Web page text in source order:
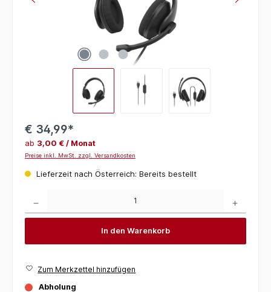
€ 34,99*
ab 3,00 € / Monat
Preise inkl. MwSt. zzgl. Versandkosten
Lieferzeit nach Österreich: Bereits bestellt
In den Warenkorb
Zum Merkzettel hinzufügen
Abholung